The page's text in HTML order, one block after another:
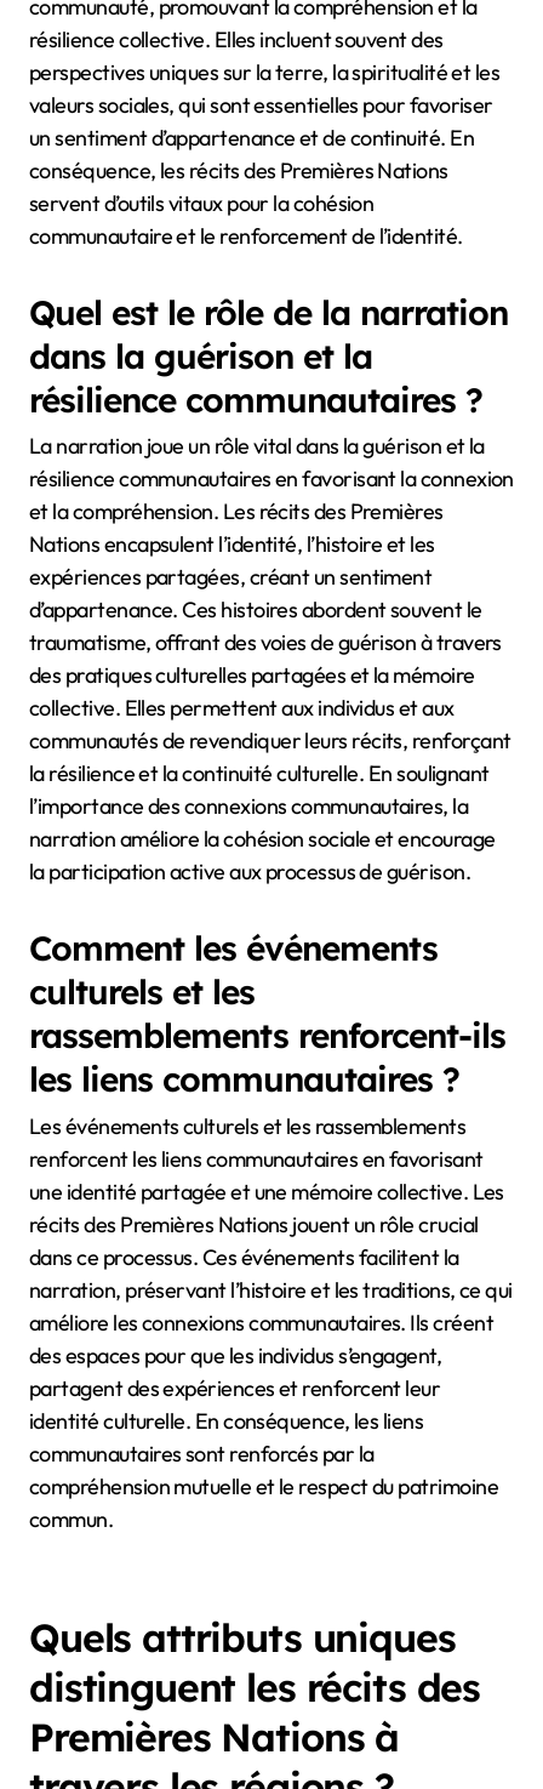
connexions
communautaires ?
Les récits des Premières Nations favorisent les
connexions communautaires en préservant l’identité
culturelle et l’histoire partagée. Ces histoires
renforcent les liens entre les membres de la
résilience collective. Elles incluent souvent des
perspectives uniques sur la terre, la spiritualité et les
valeurs sociales, qui sont essentielles pour favoriser
un sentiment d’appartenance et de continuité. En
servent d’outils vitaux pour la cohésion
communautaire et le renforcement de l’identité.
Quel est le rôle de la narration
dans la guérison et la
résilience communautaires ?
La narration joue un rôle vital dans la guérison et la
résilience communautaires en favorisant la connexion
et la compréhension. Les récits des Premières
Nations encapsulent l’identité, l’histoire et les
expériences partagées, créant un sentiment
d’appartenance. Ces histoires abordent souvent le
des pratiques culturelles partagées et la mémoire
collective. Elles permettent aux individus et aux
communautés de revendiquer leurs récits, renforçant
la résilience et la continuité culturelle. En soulignant
l’importance des connexions communautaires, la
narration améliore la cohésion sociale et encourage
la participation active aux processus de guérison.
Comment les événements
culturels et les
rassemblements renforcent-ils
les liens communautaires ?
Les événements culturels et les rassemblements
renforcent les liens communautaires en favorisant
une identité partagée et une mémoire collective. Les
récits des Premières Nations jouent un rôle crucial
dans ce processus. Ces événements facilitent la
partagent des expériences et renforcent leur
identité culturelle. En conséquence, les liens
communautaires sont renforcés par la
compréhension mutuelle et le respect du patrimoine
commun.